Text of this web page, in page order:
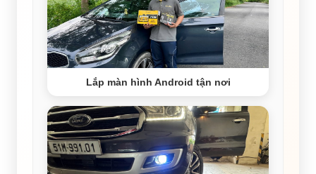
Lắp màn hình Android tận nơi